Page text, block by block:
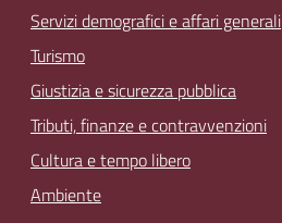
Servizi demografici e affari generali
Turismo
Giustizia e sicurezza pubblica
Tributi, finanze e contravvenzioni
Cultura e tempo libero
Ambiente